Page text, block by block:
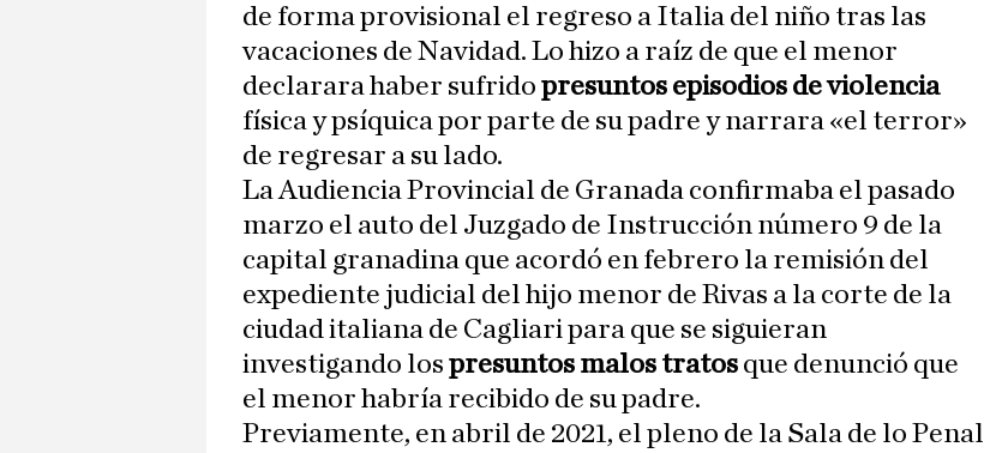
de forma provisional el regreso a Italia del niño tras las
vacaciones de Navidad. Lo hizo a raíz de que el menor
declarara haber sufrido presuntos episodios de violencia
física y psíquica por parte de su padre y narrara «el terror»
de regresar a su lado.
La Audiencia Provincial de Granada confirmaba el pasado
marzo el auto del Juzgado de Instrucción número 9 de la
capital granadina que acordó en febrero la remisión del
expediente judicial del hijo menor de Rivas a la corte de la
ciudad italiana de Cagliari para que se siguieran
investigando los presuntos malos tratos que denunció que
el menor habría recibido de su padre.
Previamente, en abril de 2021, el pleno de la Sala de lo Penal